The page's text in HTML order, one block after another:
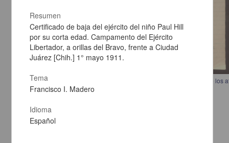
Carta de Margarita Robles a Francisco I. Madero en la que informa de los
Alberto de la Garza por estar a favor del movimiento maderista
[sin fecha]
Multidisciplina
Resumen
Certificado de baja del ejército del niño Paul Hill
por su corta edad. Campamento del Ejército
Libertador, a orillas del Bravo, frente a Ciudad
Juárez [Chih.] 1° mayo 1911.
Tema
Francisco I. Madero
Idioma
Español